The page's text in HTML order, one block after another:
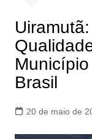
Brasil
20 de maio de